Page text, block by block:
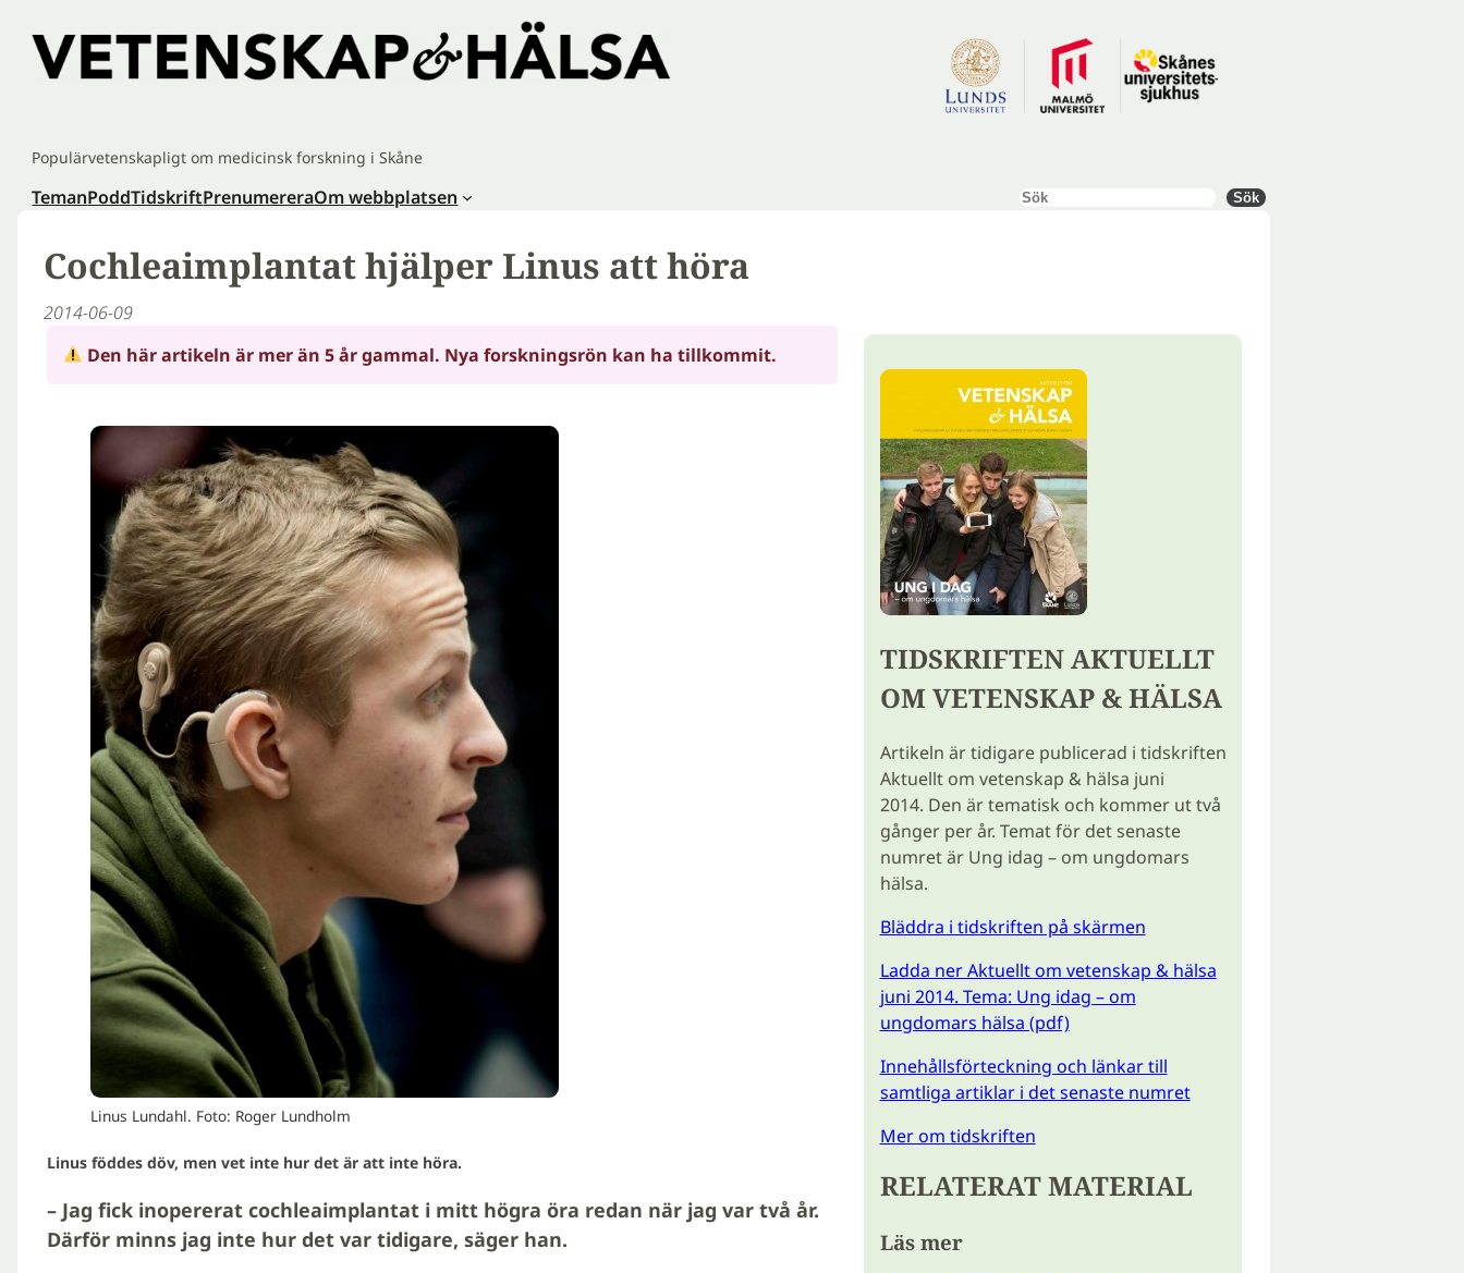
innehåll
Populärvetenskapligt om medicinsk forskning i Skåne
TemanPoddTidskriftPrenumereraOm webbplatsen Sök Sök
Cochleaimplantat hjälper Linus att höra
2014-06-09
Den här artikeln är mer än 5 år gammal. Nya forskningsrön kan ha tillkommit.
Linus Lundahl. Foto: Roger Lundholm
Linus föddes döv, men vet inte hur det är att inte höra.
– Jag fick inopererat cochleaimplantat i mitt högra öra redan när jag var två år.
Därför minns jag inte hur det var tidigare, säger han.
TIDSKRIFTEN AKTUELLT
OM VETENSKAP & HÄLSA
Artikeln är tidigare publicerad i tidskriften
Aktuellt om vetenskap & hälsa juni
2014. Den är tematisk och kommer ut två
gånger per år. Temat för det senaste
numret är Ung idag – om ungdomars
hälsa.
Bläddra i tidskriften på skärmen
Ladda ner Aktuellt om vetenskap & hälsa
juni 2014. Tema: Ung idag – om
ungdomars hälsa (pdf)
Innehållsförteckning och länkar till
samtliga artiklar i det senaste numret
Mer om tidskriften
RELATERAT MATERIAL
Läs mer